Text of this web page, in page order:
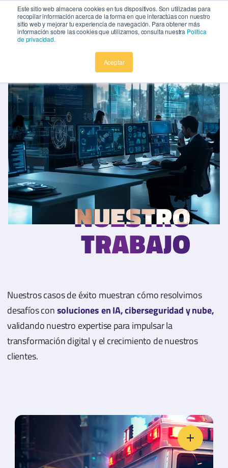
Este sitio web almacena cookies en tus dispositivos. Son utilizadas para
recopilar información acerca de la forma en que interactúas con nuestro
sitio web y mejorar tu experiencia de navegación. Para obtener más
información sobre las cookies que utilizamos, consulta nuestra Política
de privacidad.
Aceptar
ES
EN
MENÚ
NUESTRO
TRABAJO
Nuestros casos de éxito muestran cómo resolvimos
desafíos consoluciones en IA, ciberseguridad y nube,
validando nuestro expertise para impulsar la
transformación digital y el crecimiento de nuestros
clientes.
NUESTRO
TRABAJO
soluciones en IA, ciberseguridad y
nube,